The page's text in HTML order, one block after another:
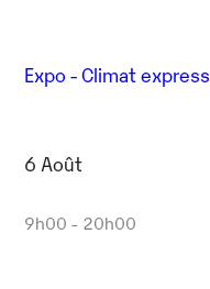
Expo - Climat express
6 Août
9h00 - 20h00